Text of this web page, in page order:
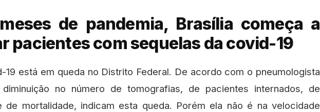
de pandemia, Brasília começa a
pacientes com sequelas da covid-19
19 está em queda no Distrito Federal. De acordo com o pneumologista
diminuição no número de tomografias, de pacientes internados, de
de mortalidade, indicam esta queda. Porém ela não é na velocidade